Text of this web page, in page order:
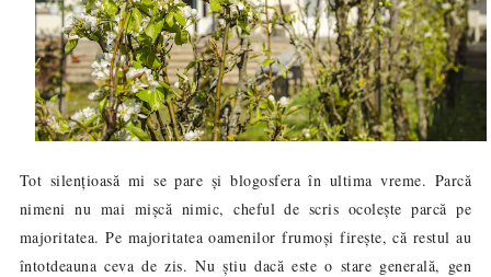
Tot silențioasă mi se pare și blogosfera în ultima vreme. Parcă
nimeni nu mai mișcă nimic, cheful de scris ocolește parcă pe
majoritatea. Pe majoritatea oamenilor frumoși firește, că restul au
întotdeauna ceva de zis. Nu știu dacă este o stare generală, gen